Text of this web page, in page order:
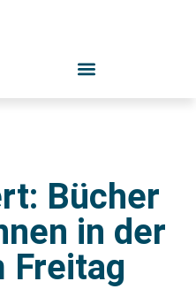
Bücher
in der
Freitag